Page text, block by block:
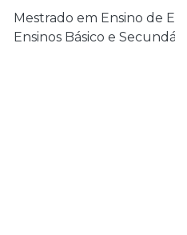
Mestrado em Ensino de
Ensinos Básico e